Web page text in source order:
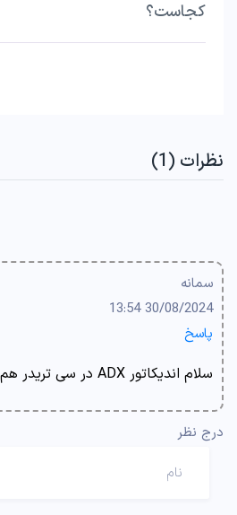
کجاست؟
نظرات (1)
سمانه
30/08/2024 13:54
پاسخ
سلام اندیکاتور ADX در سی تریدر هم قابل استفاده هست؟
درج نظر